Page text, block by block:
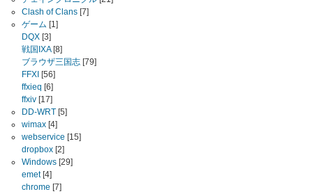
Clash of Clans [7]
ゲーム [1]
DQX [3]
戦国IXA[8]
ブラウザ三国志 [79]
FFXI [56]
ffxieq [6]
ffxiv [17]
DD-WRT [5]
wimax [4]
webservice [15]
dropbox [2]
Windows [29]
emet[4]
chrome [7]